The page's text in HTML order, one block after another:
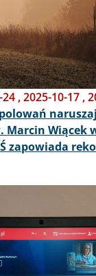
24 ,2025-10-17 ,
Marcin Wiącek
zapowiada